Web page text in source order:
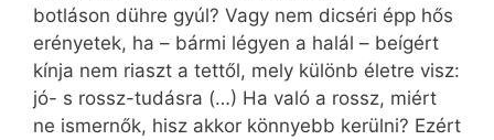
botláson dühre gyúl? Vagy nem dicséri épp hős
erényetek, ha – bármi légyen a halál – beígért
kínja nem riaszt a tettől, mely különb életre visz:
jó- s rossz-tudásra (…) Ha való a rossz, miért
ne ismernők, hisz akkor könnyebb kerülni? Ezért